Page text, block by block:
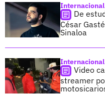
Internacional
De
César
Sinaloa
Internacional
Video
streamer